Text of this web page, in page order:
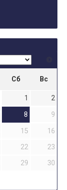
Сб Вс
1
2
8
9
15
16
22
23
29
30